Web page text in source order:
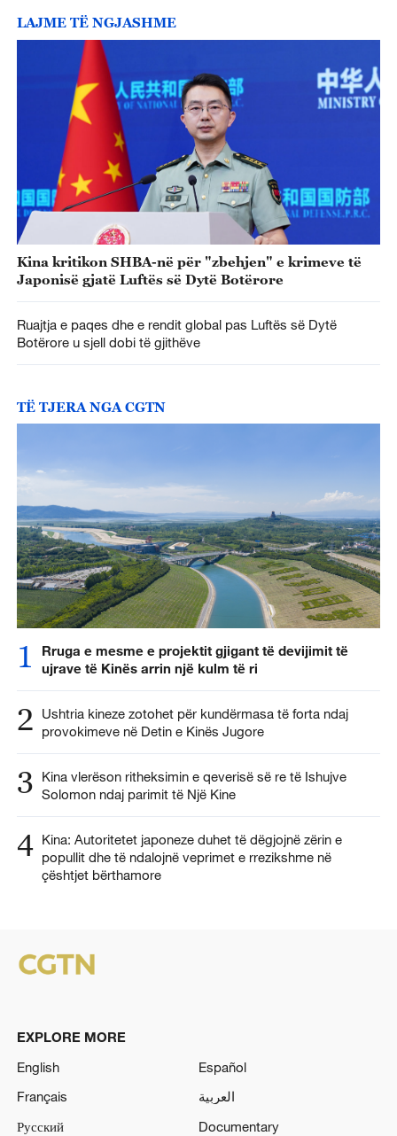
LAJME TË NGJASHME
Kina kritikon SHBA-në për "zbehjen" e krimeve të
Japonisë gjatë Luftës së Dytë Botërore
Ruajtja e paqes dhe e rendit global pas Luftës së Dytë
Botërore u sjell dobi të gjithëve
TË TJERA NGA CGTN
1
Rruga e mesme e projektit gjigant të devijimit të
ujrave të Kinës arrin një kulm të ri
2
Ushtria kineze zotohet për kundërmasa të forta ndaj
provokimeve në Detin e Kinës Jugore
3
Kina vlerëson ritheksimin e qeverisë së re të Ishujve
Solomon ndaj parimit të Një Kine
4 Kina: Autoritetet japoneze duhet të dëgjojnë zërin e
popullit dhe të ndalojnë veprimet e rrezikshme në
çështjet bërthamore
EXPLORE MORE
English
Español
Français
العربية
Русский
Documentary